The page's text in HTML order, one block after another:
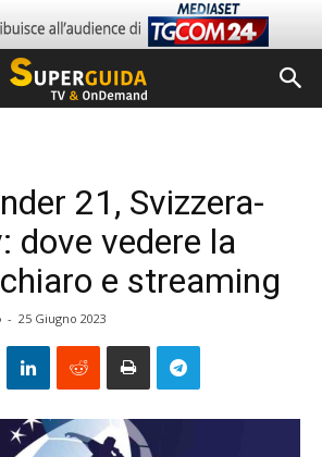
21, Svizzera-
dove vedere la
e streaming
- 25 Giugno 2023